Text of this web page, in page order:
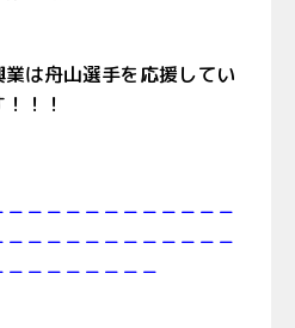
は舟山選手を応援してい
！！
－－－－－－－－－－－
－－－－－－－－－－－
－－－－－－－